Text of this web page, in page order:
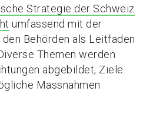
Strategie der Schweiz
umfassend mit der
Behörden als Leitfaden
Themen werden
abgebildet, Ziele
Massnahmen